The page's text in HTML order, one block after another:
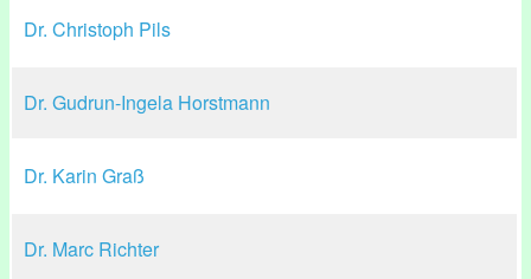
Dr. Christoph Pils
Dr. Gudrun-Ingela Horstmann
Dr. Karin Graß
Dr. Marc Richter